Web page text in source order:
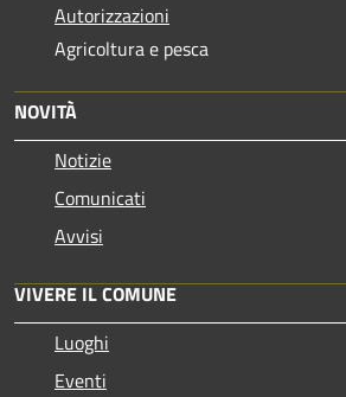
Autorizzazioni
Agricoltura e pesca
NOVITÀ
Notizie
Comunicati
Avvisi
VIVERE IL COMUNE
Luoghi
Eventi